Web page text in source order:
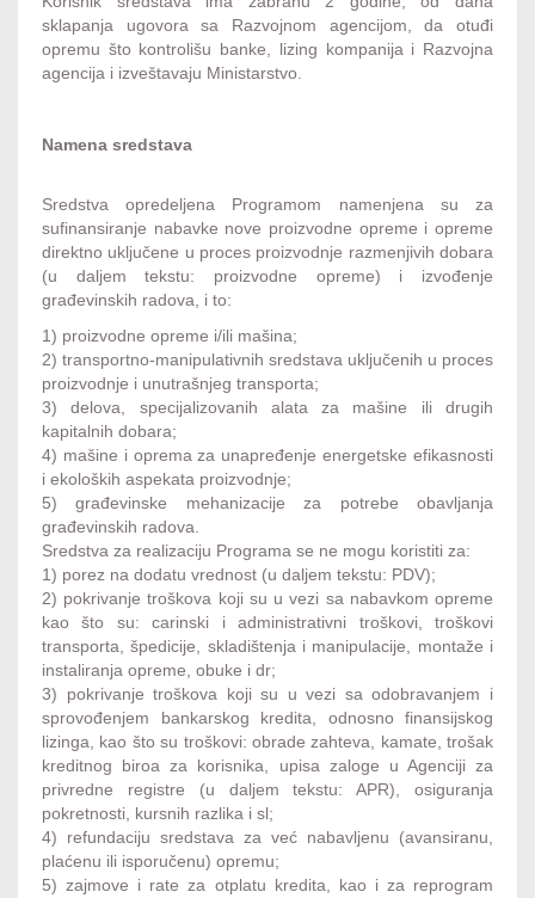
sklapanja ugovora sa Razvojnom agencijom, da otuđi
opremu što kontrolišu banke, lizing kompanija i Razvojna
agencija i izveštavaju Ministarstvo.
Namena sredstava
Sredstva opredeljena Programom namenjena su za
sufinansiranje nabavke nove proizvodne opreme i opreme
direktno uključene u proces proizvodnje razmenjivih dobara
(u daljem tekstu: proizvodne opreme) i izvođenje
građevinskih radova, i to:
1) proizvodne opreme i/ili mašina;
2) transportno-manipulativnih sredstava uključenih u proces
proizvodnje i unutrašnjeg transporta;
3) delova, specijalizovanih alata za mašine ili drugih
kapitalnih dobara;
4) mašine i oprema za unapređenje energetske efikasnosti
i ekoloških aspekata proizvodnje;
5) građevinske mehanizacije za potrebe obavljanja
građevinskih radova.
Sredstva za realizaciju Programa se ne mogu koristiti za:
1) porez na dodatu vrednost (u daljem tekstu: PDV);
2) pokrivanje troškova koji su u vezi sa nabavkom opreme
kao što su: carinski i administrativni troškovi, troškovi
transporta, špedicije, skladištenja i manipulacije, montaže i
instaliranja opreme, obuke i dr;
3) pokrivanje troškova koji su u vezi sa odobravanjem i
sprovođenjem bankarskog kredita, odnosno finansijskog
lizinga, kao što su troškovi: obrade zahteva, kamate, trošak
kreditnog biroa za korisnika, upisa zaloge u Agenciji za
privredne registre (u daljem tekstu: APR), osiguranja
pokretnosti, kursnih razlika i sl;
4) refundaciju sredstava za već nabavljenu (avansiranu,
plaćenu ili isporučenu) opremu;
5) zajmove i rate za otplatu kredita, kao i za reprogram